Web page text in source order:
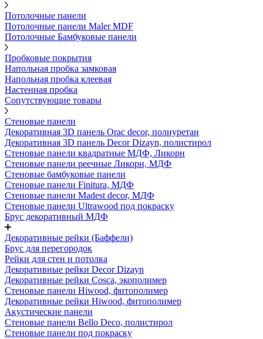
Потолочные панели
Потолочные панели Maler MDF
Потолочные Бамбуковые панели
Пробковые покрытия
Напольная пробка замковая
Напольная пробка клеевая
Настенная пробка
Сопутствующие товары
Стеновые панели
Декоративная 3D панель Orac decor, полиуретан
Декоративная 3D панель Decor Dizayn, полистирол
Стеновые панели квадратные МДФ, Ликорн
Стеновые панели реечные Ликорн, МДФ
Стеновые бамбуковые панели
Стеновые панели Finitura, МДФ
Стеновые панели Madest decor, МДФ
Стеновые панели Ultrawood под покраску
Брус декоративный МДФ
Декоративные рейки (Баффели)
Брус для перегородок
Рейки для стен и потолка
Декоративные рейки Decor Dizayn
Декоративные рейки Cosca, экополимер
Стеновые панели Hiwood, фитополимер
Декоративные рейки Hiwood, фитополимер
Акустические панели
Стеновые панели Bello Deco, полистирол
Стеновые панели под покраску